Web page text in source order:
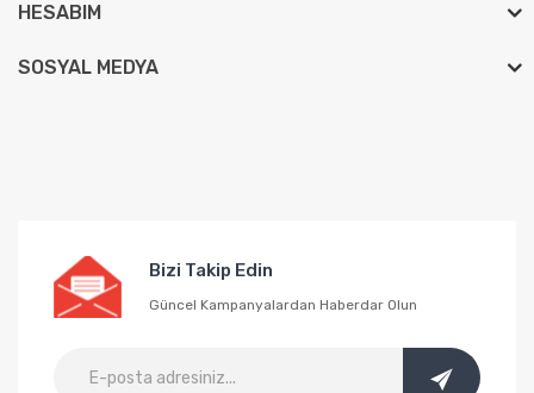
HESABIM
SOSYAL MEDYA
Bizi Takip Edin
Güncel Kampanyalardan Haberdar Olun